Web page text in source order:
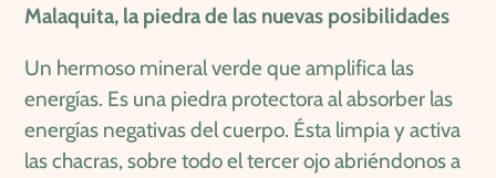
Malaquita, la piedra de las nuevas posibilidades
Un hermoso mineral verde que amplifica las
energías. Es una piedra protectora al absorber las
energías negativas del cuerpo. Ésta limpia y activa
las chacras, sobre todo el tercer ojo abriéndonos a